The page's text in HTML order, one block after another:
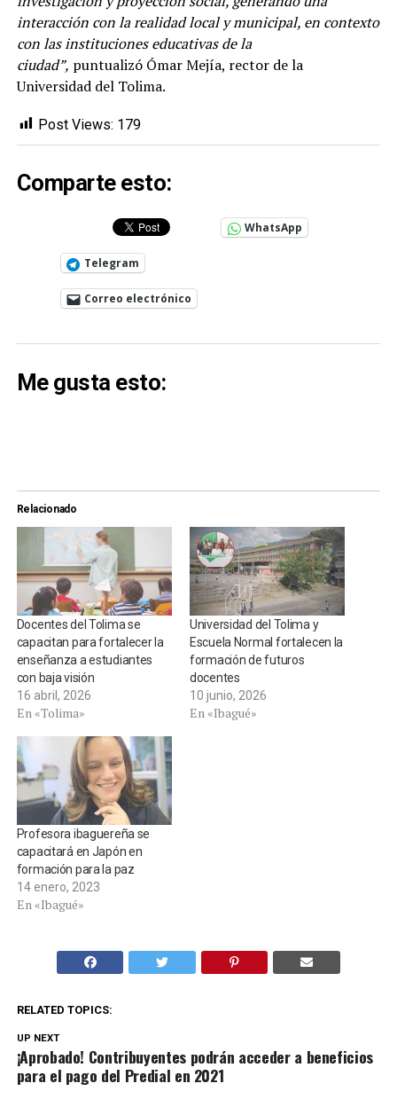
interacción con la realidad local y municipal, en contexto
con las instituciones educativas de la
ciudad”, puntualizó Ómar Mejía, rector de la
Universidad del Tolima.
Post Views: 179
Comparte esto:
WhatsApp
Telegram
Correo electrónico
Me gusta esto:
Relacionado
Docentes del Tolima se
capacitan para fortalecer la
enseñanza a estudiantes
con baja visión
16 abril, 2026
En «Tolima»
Universidad del Tolima y
Escuela Normal fortalecen la
formación de futuros
docentes
10 junio, 2026
En «Ibagué»
Profesora ibaguereña se
capacitará en Japón en
formación para la paz
14 enero, 2023
En «Ibagué»
RELATED TOPICS:
UP NEXT
¡Aprobado! Contribuyentes podrán acceder a beneficios
para el pago del Predial en 2021